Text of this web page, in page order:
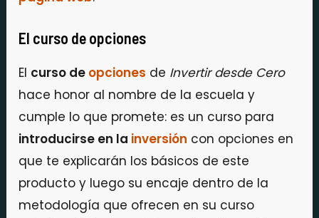
El curso de opciones
El curso de opciones de Invertir desde Cero
hace honor al nombre de la escuela y
cumple lo que promete: es un curso para
introducirse en la inversión con opciones en
que te explicarán los básicos de este
producto y luego su encaje dentro de la
metodología que ofrecen en su curso